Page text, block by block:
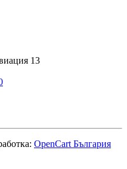
13
OpenCart България